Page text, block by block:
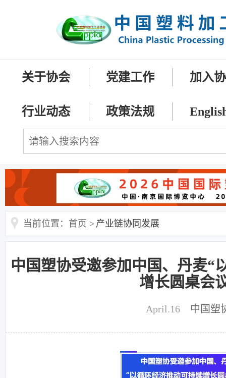
关于协会 党建工作 加入
行业动态 政策法规
当前位置：首页 > 产业链协同发展
中国塑协受邀参加中国、丹麦“
增长圆桌会
April.16 中国塑